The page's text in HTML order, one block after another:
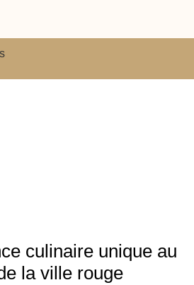
culinaire unique au
la ville rouge